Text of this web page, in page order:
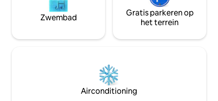
Zwembad
Gratis parkeren op
het terrein
Airconditioning